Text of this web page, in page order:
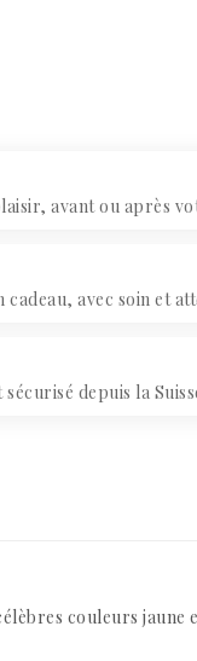
avant ou après
avec soin et
depuis la
couleurs jaune